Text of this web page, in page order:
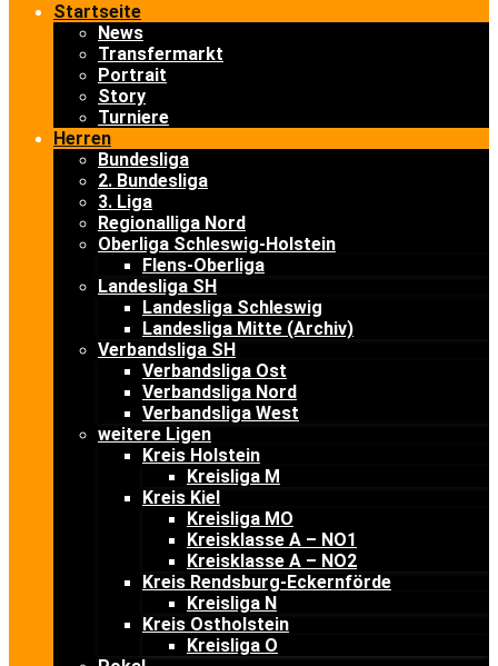
Startseite
News
Transfermarkt
Portrait
Story
Turniere
Herren
Bundesliga
2. Bundesliga
3. Liga
Regionalliga Nord
Oberliga Schleswig-Holstein
Flens-Oberliga
Landesliga SH
Landesliga Schleswig
Landesliga Mitte (Archiv)
Verbandsliga SH
Verbandsliga Ost
Verbandsliga Nord
Verbandsliga West
weitere Ligen
Kreis Holstein
Kreisliga M
Kreis Kiel
Kreisliga MO
Kreisklasse A – NO1
Kreisklasse A – NO2
Kreis Rendsburg-Eckernförde
Kreisliga N
Kreis Ostholstein
Kreisliga O